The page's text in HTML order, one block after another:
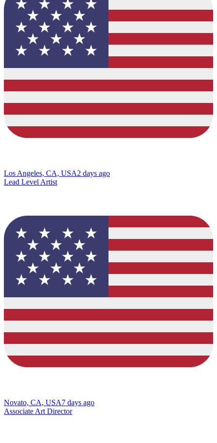
Los Angeles, CA, USA2 days ago
Lead Level Artist
Novato, CA, USA7 days ago
Associate Art Director